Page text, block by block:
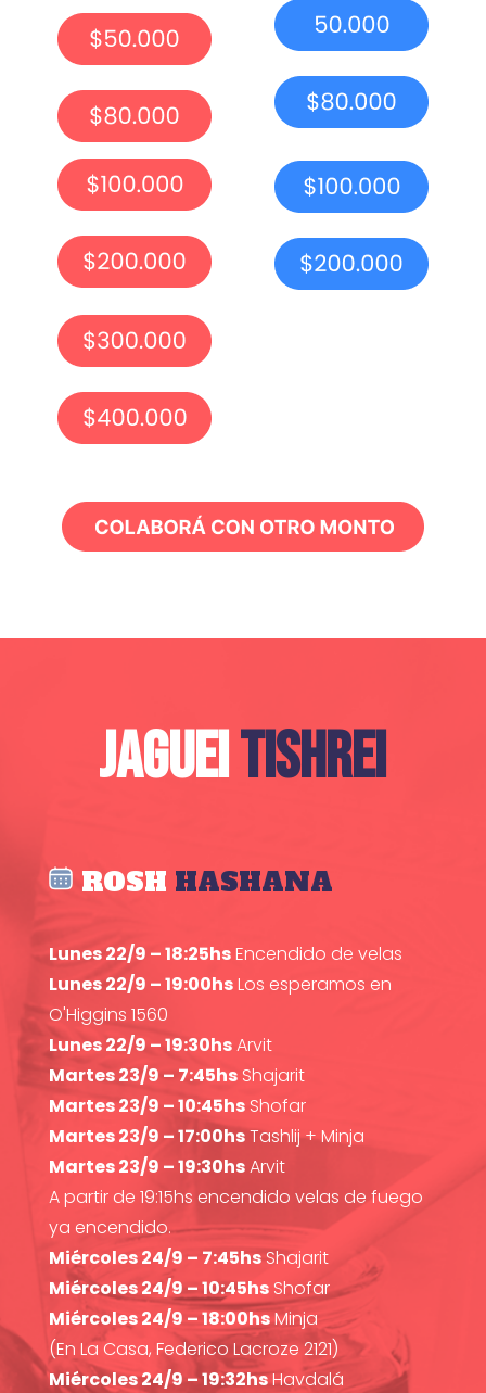
JAGUEITISHREI
ROSH HASHANA
Lunes 22/9 – 18:25hsEncendido de velas
Lunes 22/9 – 19:00hsLos esperamos en
O'Higgins 1560
Lunes 22/9 – 19:30hsArvit
Martes 23/9 – 7:45hsShajarit
Martes 23/9 – 10:45hsShofar
Martes 23/9 – 17:00hsTashlij + Minja
Martes 23/9 – 19:30hsArvit
A partir de 19:15hs encendido velas de fuego
ya encendido.
Miércoles 24/9 – 7:45hsShajarit
Miércoles 24/9 – 10:45hsShofar
Miércoles 24/9 – 18:00hsMinja
(En La Casa, Federico Lacroze 2121)
Miércoles 24/9 – 19:32hsHavdalá